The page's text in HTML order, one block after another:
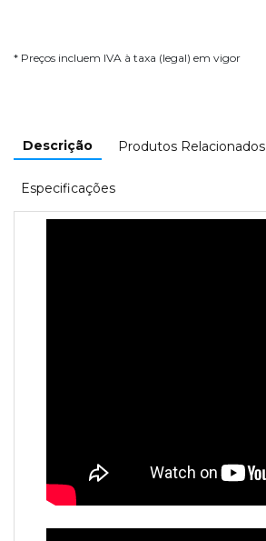
* Preços incluem IVA à taxa (legal) em vigor
Descrição Produtos Relacionados
Especificações